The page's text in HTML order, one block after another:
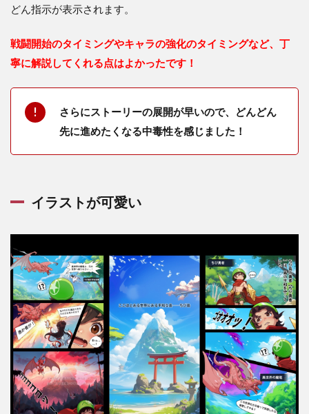
どん指示が表示されます。
戦闘開始のタイミングやキャラの強化のタイミングなど、丁
寧に解説してくれる点はよかったです！
さらにストーリーの展開が早いので、どんどん
先に進めたくなる中毒性を感じました！
イラストが可愛い